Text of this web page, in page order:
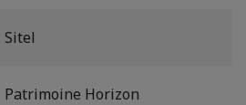
Sitel
Patrimoine Horizon